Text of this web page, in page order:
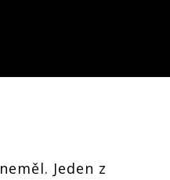
neměl. Jeden z